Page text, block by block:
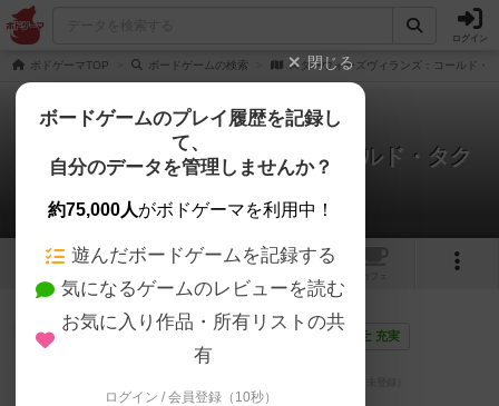
ログイン
ボドゲーマTOP ボードゲームの検索 スターウォーズヴィランズ：コールド・
スターウォーズヴィランズ：コールド・タク
ティクス
1件のレビュー
1 1
139名 画像 充実
大賢者
閉じる
ボードゲームのプレイ履歴を記録し
て、
自分のデータを管理しませんか？
約75,000人がボドゲーマを利用中！
遊んだボードゲームを記録する
気になるゲームのレビューを読む
お気に入り作品・所有リストの共
有
ログイン / 会員登録（10秒）